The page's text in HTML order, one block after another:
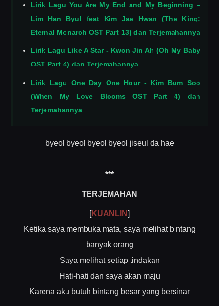
Lirik Lagu You Are My End and My Beginning –
Lim Han Byul feat Kim Jae Hwan (The King:
Eternal Monarch OST Part 13) dan Terjemahannya
Lirik Lagu Like A Star - Kwon Jin Ah (Oh My Baby
OST Part 4) dan Terjemahannya
Lirik Lagu One Day One Hour - Kim Bum Soo
(When My Love Blooms OST Part 4) dan
Terjemahannya
byeol byeol byeol byeol jiseul da hae
***
TERJEMAHAN
[KUANLIN]
Ketika saya membuka mata, saya melihat bintang
banyak orang
Saya melihat setiap tindakan
Hati-hati dan saya akan maju
Karena aku butuh bintang besar yang bersinar